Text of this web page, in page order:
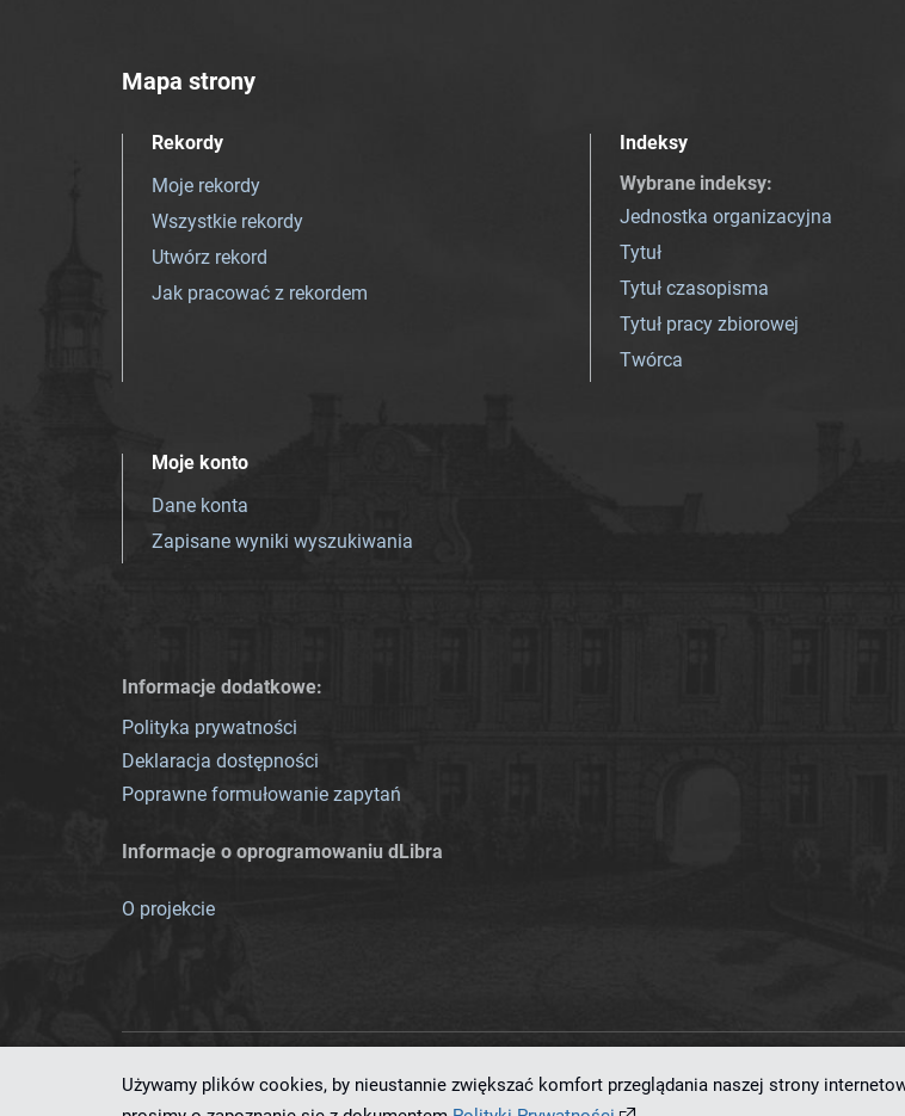
Mapa strony
Rekordy
Moje rekordy
Wszystkie rekordy
Utwórz rekord
Jak pracować z rekordem
Indeksy
Wybrane indeksy:
Jednostka organizacyjna
Tytuł
Tytuł czasopisma
Tytuł pracy zbiorowej
Twórca
Moje konto
Dane konta
Zapisane wyniki wyszukiwania
Informacje dodatkowe:
Polityka prywatności
Deklaracja dostępności
Poprawne formułowanie zapytań
Informacje o oprogramowaniu dLibra
O projekcie
Ten serwis działa dzięki oprogramowaniudLibra 7.0.0-SNAPSHOT opracowanemu
Używamy plików cookies, by nieustannie zwiększać komfort przeglądania naszej strony